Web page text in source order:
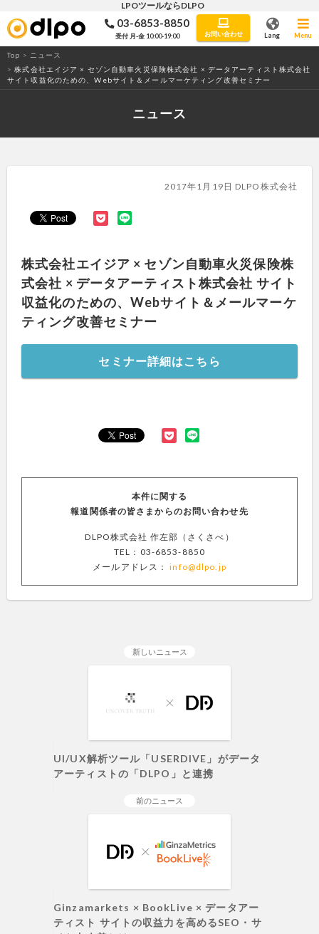
LPO・ABテストツール「DLPO」
LPOツールならDLPO
03-6853-8850
受付 月-金 10:00-19:00 お問い合わせ Lang Menu
Top > ニュース
>株式会社エイジア × セゾン自動車火災保険株式会社 × データアーティスト株式会社
サイト収益化のための、Webサイト＆メールマーケティング改善セミナー
ニュース
2017年1月19日 DLPO株式会社
株式会社エイジア × セゾン自動車火災保険株
式会社 × データアーティスト株式会社 サイト
収益化のための、Webサイト＆メールマーケ
ティング改善セミナー
セミナー詳細はこちら
本件に関する
報道関係者の皆さまからのお問い合わせ先
DLPO株式会社 作左部（さくさべ）
TEL：03-6853-8850
メールアドレス：info@dlpo.jp
新しいニュース
UI/UX解析ツール「USERDIVE」がデータ
アーティストの「DLPO」と連携
前のニュース
Ginzamarkets × BookLive × データアー
ティスト サイトの収益力を高めるSEO・サ